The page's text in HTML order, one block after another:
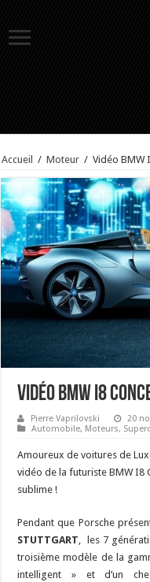
Accueil / Moteur / Vidéo BMW
Vidéo BMW I8
Pierre Vaprilovski
20
Automobile, Moteurs,
Amoureux de voitures de
vidéo de la futuriste BMW I8
sublime !
Pendant que Porsche
STUTTGART, les 7
troisième modèle de la
intelligent » et d’un